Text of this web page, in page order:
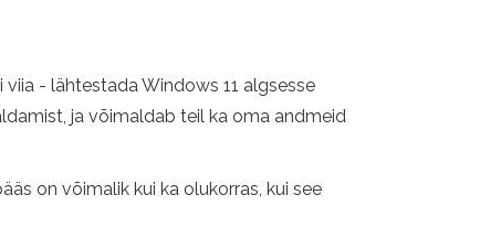
- lähtestada Windows 11 algsesse
ja võimaldab teil ka oma andmeid
on võimalik kui ka olukorras, kui see